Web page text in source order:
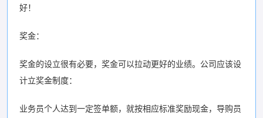
好！
奖金：
奖金的设立很有必要，奖金可以拉动更好的业绩。公司应该设
计立奖金制度：
业务员个人达到一定签单额，就按相应标准奖励现金，导购员